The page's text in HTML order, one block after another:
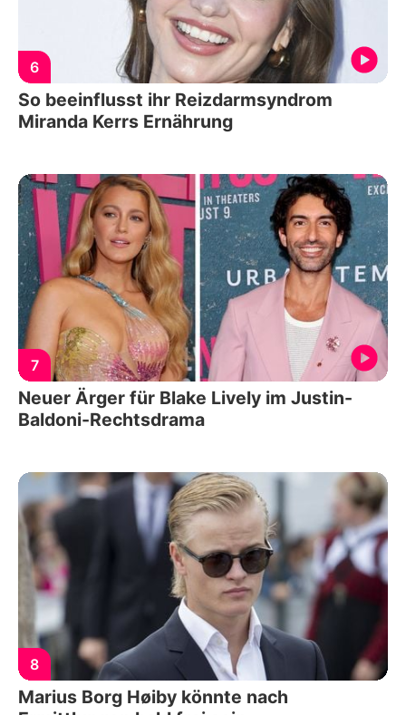
6
So beeinflusst ihr Reizdarmsyndrom
Miranda Kerrs Ernährung
7
Neuer Ärger für Blake Lively im Justin-
Baldoni-Rechtsdrama
8
Marius Borg Høiby könnte nach